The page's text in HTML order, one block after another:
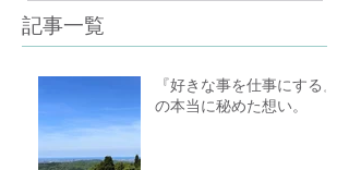
記事一覧
『好きな事を仕事にする』
の本当に秘めた想い。